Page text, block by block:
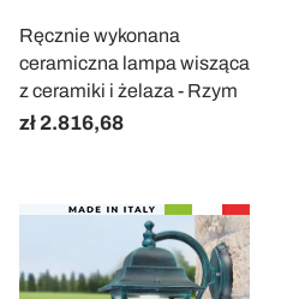
Ręcznie wykonana
ceramiczna lampa wisząca
z ceramiki i żelaza - Rzym
zł 2.816,68